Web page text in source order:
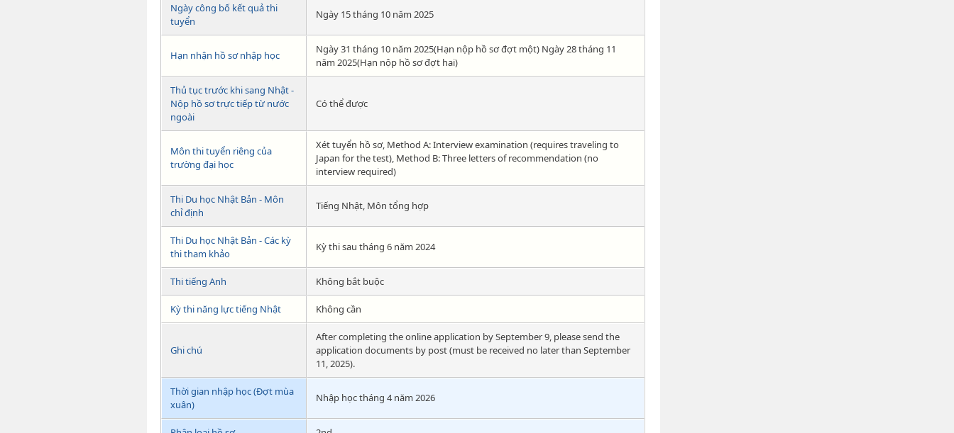
Ngày công bố kết quả thi
tuyển
Ngày 15 tháng 10 năm 2025
Hạn nhận hồ sơ nhập học
Ngày 31 tháng 10 năm 2025(Hạn nộp hồ sơ đợt một) Ngày 28 tháng 11
năm 2025(Hạn nộp hồ sơ đợt hai)
Thủ tục trước khi sang Nhật -
Nộp hồ sơ trực tiếp từ nước
ngoài
Có thể được
Môn thi tuyển riêng của
trường đại học
Xét tuyển hồ sơ, Method A: Interview examination (requires traveling to
Japan for the test), Method B: Three letters of recommendation (no
interview required)
Thi Du học Nhật Bản - Môn
chỉ định
Tiếng Nhật, Môn tổng hợp
Thi Du học Nhật Bản - Các kỳ
thi tham khảo
Kỳ thi sau tháng 6 năm 2024
Thi tiếng Anh Không bắt buộc
Kỳ thi năng lực tiếng Nhật Không cần
Ghi chú
After completing the online application by September 9, please send the
application documents by post (must be received no later than September
11, 2025).
Thời gian nhập học (Đợt mùa
xuân)
Nhập học tháng 4 năm 2026